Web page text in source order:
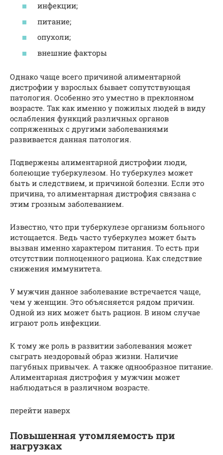
инфекции;
питание;
опухоли;
внешние факторы
Однако чаще всего причиной алиментарной
дистрофии у взрослых бывает сопутствующая
патология. Особенно это уместно в преклонном
возрасте. Так как именно у пожилых людей в виду
ослабления функций различных органов
сопряженных с другими заболеваниями
развивается данная патология.
Подвержены алиментарной дистрофии люди,
болеющие туберкулезом. Но туберкулез может
быть и следствием, и причиной болезни. Если это
причина, то алиментарная дистрофия связана с
этим грозным заболеванием.
Известно, что при туберкулезе организм больного
истощается. Ведь часто туберкулез может быть
вызван именно характером питания. То есть при
отсутствии полноценного рациона. Как следствие
снижения иммунитета.
У мужчин данное заболевание встречается чаще,
чем у женщин. Это объясняется рядом причин.
Одной из них может быть рацион. В ином случае
играют роль инфекции.
К тому же роль в развитии заболевания может
сыграть нездоровый образ жизни. Наличие
пагубных привычек. А также однообразное питание.
Алиментарная дистрофия у мужчин может
наблюдаться в различном возрасте.
перейти наверх
Повышенная утомляемость при
нагрузках